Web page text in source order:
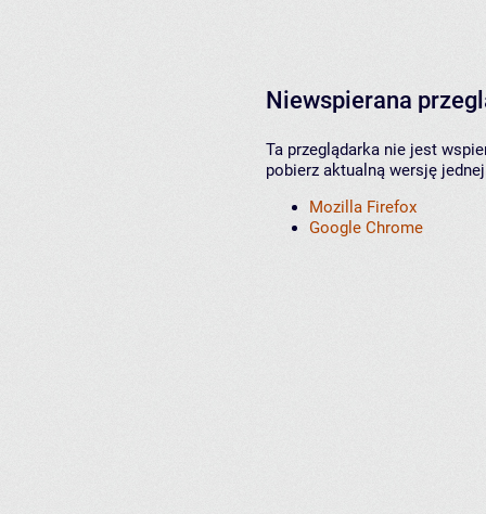
Niewspierana
Ta przeglądarka nie jest
pobierz aktualną wersję
Mozilla Firefox
Google Chrome